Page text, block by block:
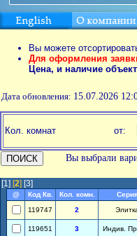
Вы можете
Для оформления
Цена, и наличие
Дата обновления: 15.07.2026
Кол. комнат от:
Вы выбрали
[1] [2] [3]
@ Код Кв. Кол. комн. Серия
119747
2
119651 3 Индив.